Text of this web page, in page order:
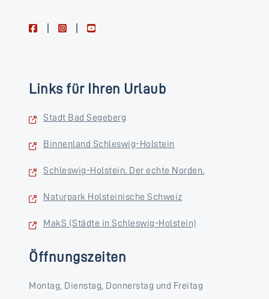
facebookinstagramyoutube
Links für Ihren Urlaub
Stadt Bad Segeberg
Binnenland Schleswig-Holstein
Schleswig-Holstein. Der echte Norden.
Naturpark Holsteinische Schweiz
MakS (Städte in Schleswig-Holstein)
Öffnungszeiten
Montag, Dienstag, Donnerstag und Freitag